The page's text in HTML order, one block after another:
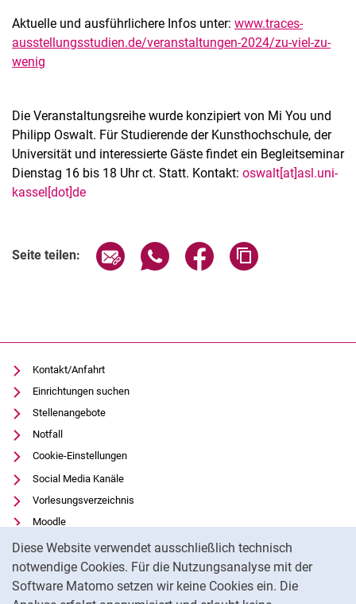
Diese Website verwendet ausschließlich technisch
notwendige Cookies. Für die Nutzungsanalyse mit der
Software Matomo setzen wir keine Cookies ein. Die
Aktuelle und ausführlichere Infos unter: www.traces-
ausstellungsstudien.de/veranstaltungen-2024/zu-viel-zu-
wenig
Die Veranstaltungsreihe wurde konzipiert von Mi You und
Philipp Oswalt. Für Studierende der Kunsthochschule, der
Universität und interessierte Gäste findet ein Begleitseminar
Dienstag 16 bis 18 Uhr ct. Statt. Kontakt: oswalt[at]asl.uni-
kassel[dot]de
Seite teilen: Seite über E-Mail teilen
Seite über WhatsApp teilen
Seite über Facebook
Kontakt/Anfahrt
Einrichtungen suchen
Stellenangebote
Notfall
Cookie-Einstellungen
Social Media Kanäle
Vorlesungsverzeichnis
Moodle
Panopto
Universitätsbibliothek
Datenschutz